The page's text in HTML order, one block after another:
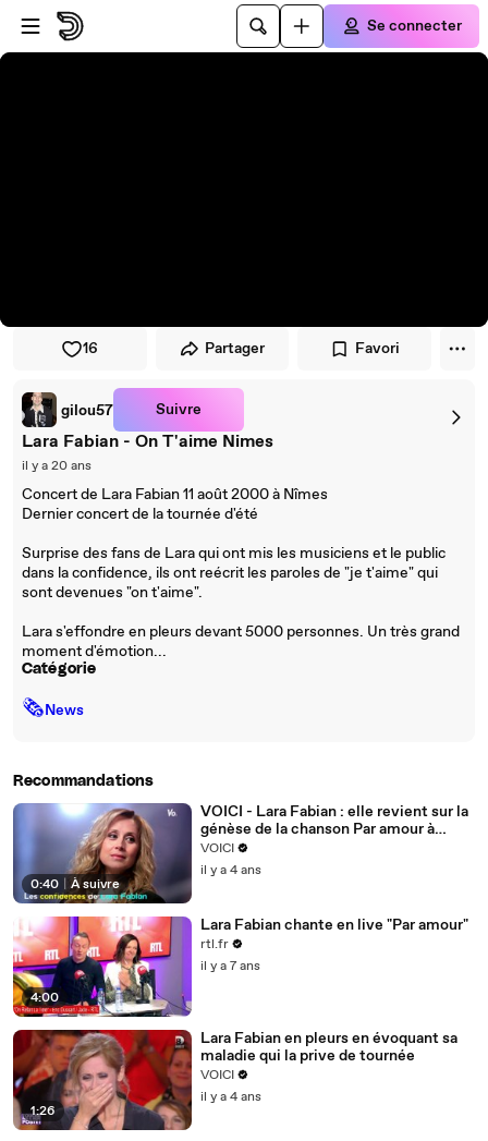
Passer au player
Passer au contenu principal
Se connecter
16 Partager Favori
gilou57 Suivre
Lara Fabian - On T'aime Nimes
il y a 20 ans
Concert de Lara Fabian 11 août 2000 à Nîmes
Dernier concert de la tournée d'été
Surprise des fans de Lara qui ont mis les musiciens et le public
dans la confidence, ils ont reécrit les paroles de "je t'aime" qui
sont devenues "on t'aime".
Lara s'effondre en pleurs devant 5000 personnes. Un très grand
moment d'émotion...
Catégorie
🗞News
Recommandations
0:40 À suivre
VOICI - Lara Fabian : elle revient sur la
génèse de la chanson Par amour à
l’occasion de la sortie de son nouvel
album
VOICI
il y a 4 ans
4:00
Lara Fabian chante en live "Par amour"
rtl.fr
il y a 7 ans
1:26
Lara Fabian en pleurs en évoquant sa
maladie qui la prive de tournée
VOICI
il y a 4 ans